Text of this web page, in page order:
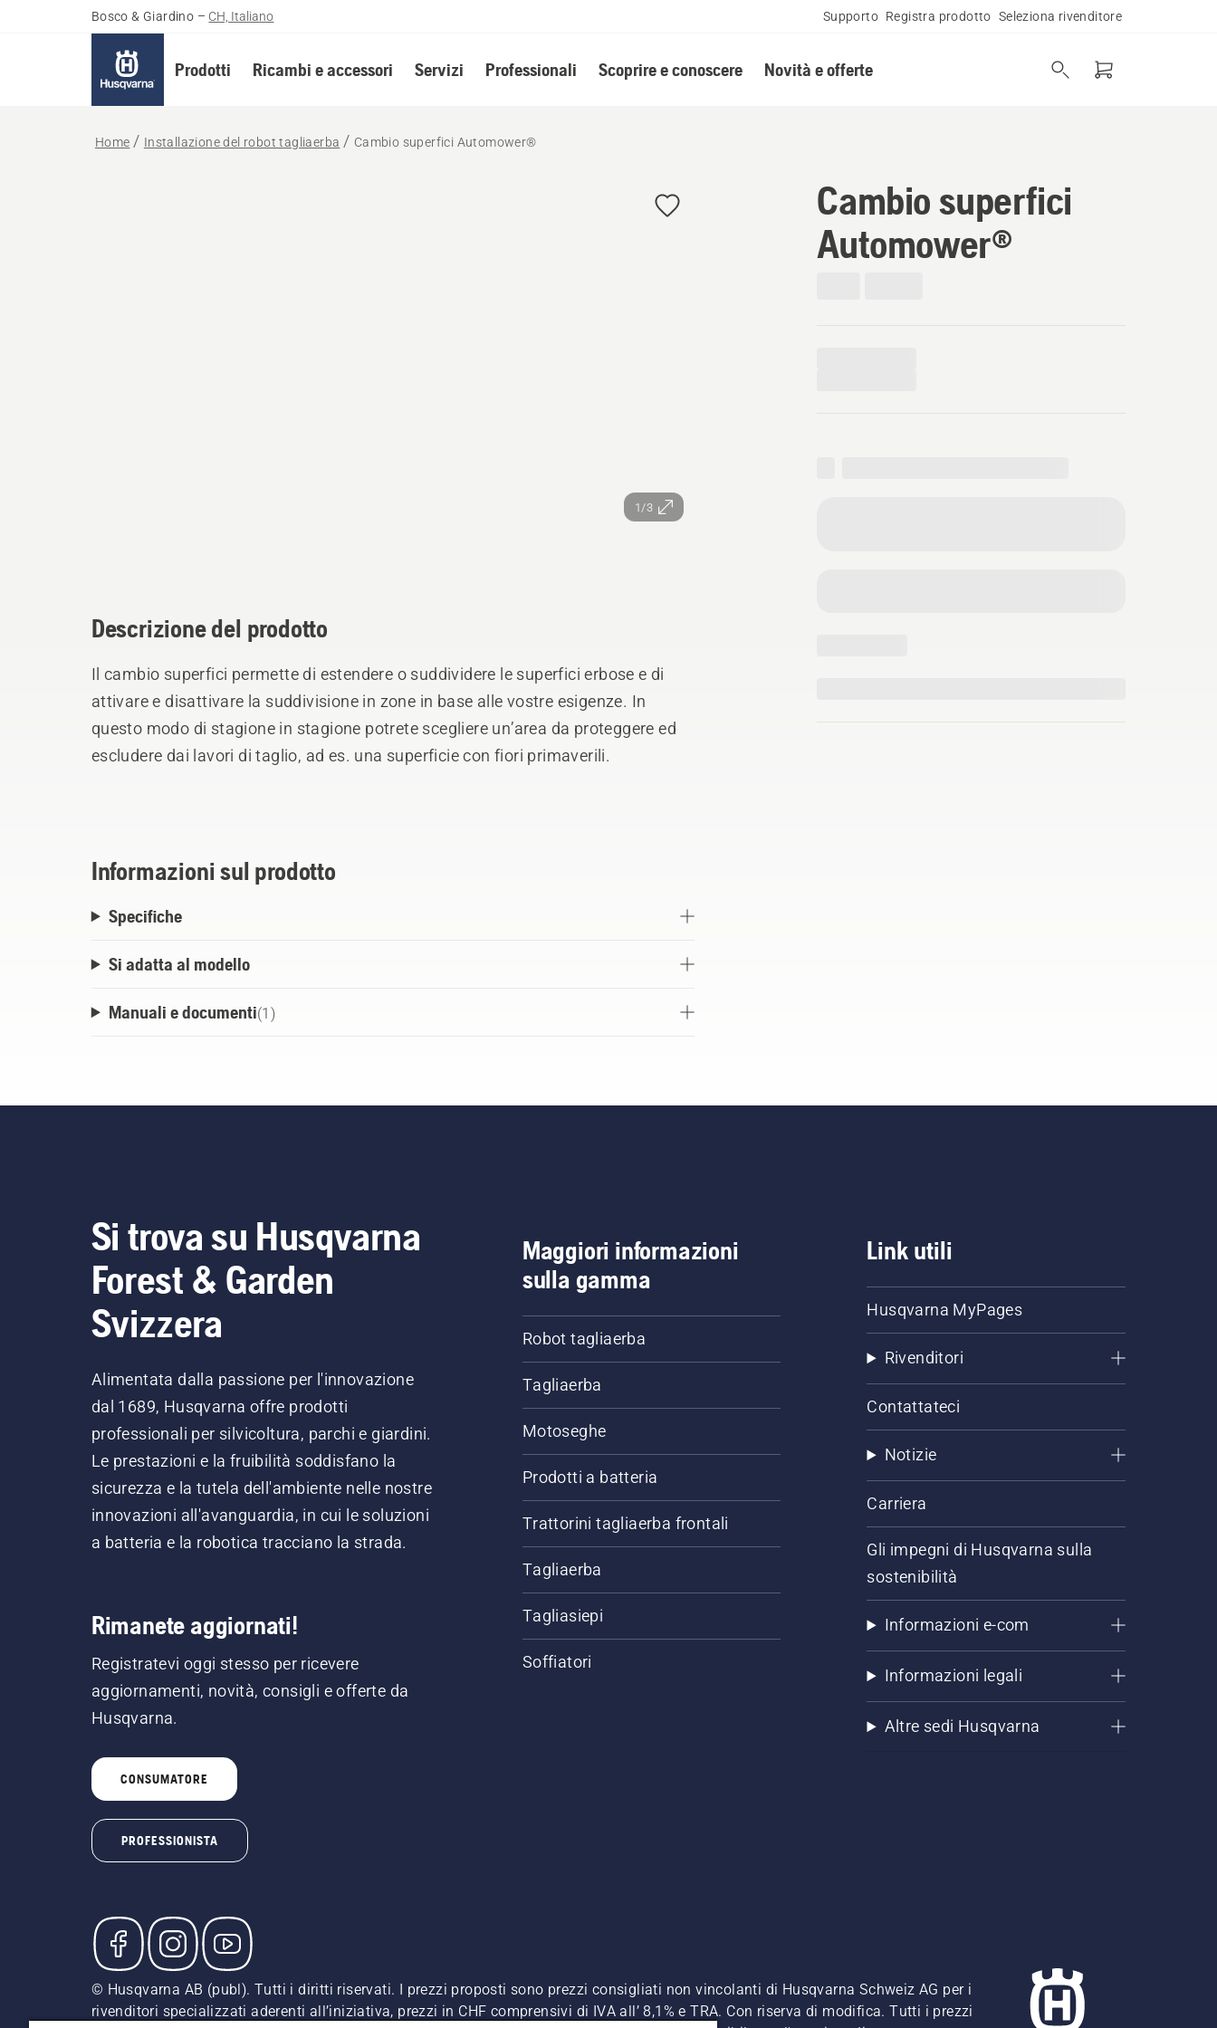
Bosco & Giardino – CH, Italiano Supporto Registra prodotto Seleziona rivenditore
Prodotti Ricambi e accessori Servizi Professionali Scoprire e conoscere Novità e offerte
Home Installazione del robot tagliaerba Cambio superfici Automower®
1/3
Cambio superfici
Automower®
Descrizione del prodotto
Il cambio superfici permette di estendere o suddividere le superfici erbose e di
attivare e disattivare la suddivisione in zone in base alle vostre esigenze. In
questo modo di stagione in stagione potrete scegliere un’area da proteggere ed
escludere dai lavori di taglio, ad es. una superficie con fiori primaverili.
Informazioni sul prodotto
Specifiche
Si adatta al modello
Manuali e documenti(1 )
Si trova su Husqvarna
Forest & Garden
Svizzera
Alimentata dalla passione per l'innovazione
dal 1689, Husqvarna offre prodotti
professionali per silvicoltura, parchi e giardini.
Le prestazioni e la fruibilità soddisfano la
sicurezza e la tutela dell'ambiente nelle nostre
innovazioni all'avanguardia, in cui le soluzioni
a batteria e la robotica tracciano la strada.
Rimanete aggiornati!
Registratevi oggi stesso per ricevere
aggiornamenti, novità, consigli e offerte da
Husqvarna.
CONSUMATORE
PROFESSIONISTA
Maggiori informazioni
sulla gamma
Robot tagliaerba
Tagliaerba
Motoseghe
Prodotti a batteria
Trattorini tagliaerba frontali
Tagliaerba
Tagliasiepi
Soffiatori
Link utili
Husqvarna MyPages
Rivenditori
Contattateci
Notizie
Carriera
Gli impegni di Husqvarna sulla
sostenibilità
Informazioni e-com
Informazioni legali
Altre sedi Husqvarna
© Husqvarna AB (publ). Tutti i diritti riservati. I prezzi proposti sono prezzi consigliati non vincolanti di Husqvarna Schweiz AG per i
rivenditori specializzati aderenti all’iniziativa, prezzi in CHF comprensivi di IVA all’ 8,1% e TRA. Con riserva di modifica. Tutti i prezzi